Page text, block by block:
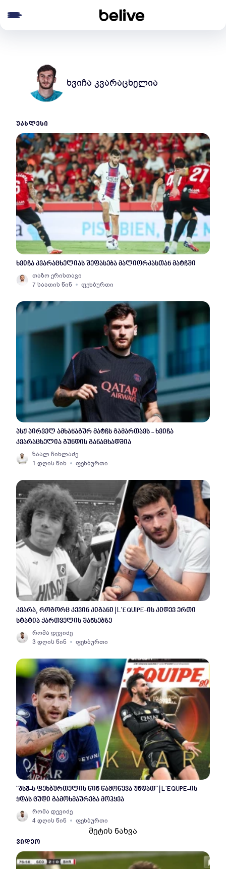
ხვიჩა კვარაცხელია
ᲣᲐᲮᲚᲔᲡᲘ
ხვიჩა კვარაცხელიას შეფასება მალიორკასთან მატჩში
თაზო ერისთავი
7 საათის წინ
ფეხბურთი
პსჟ პირველ ამხანაგურ მატჩს გამართავს - ხვიჩა
კვარაცხელია გუნდის განაცხადშია
ზაალ ჩიხლაძე
1 დღის წინ
ფეხბურთი
კვარა, როგორც კევინ კიგანი | L'EQUIPE-ის კიდევ ერთი
სტატია ქართველის შანსებზე
რომა დევიძე
3 დღის წინ
ფეხბურთი
"პსჟ-ს ფეხბურთელის წინ წამოწევა უნდათ" | L'EQUPE-ის
ყდას ცუდი გამოხმაურება მოჰყვა
რომა დევიძე
4 დღის წინ
ფეხბურთი
მეტის ნახვა
ᲕᲘᲓᲔᲝ